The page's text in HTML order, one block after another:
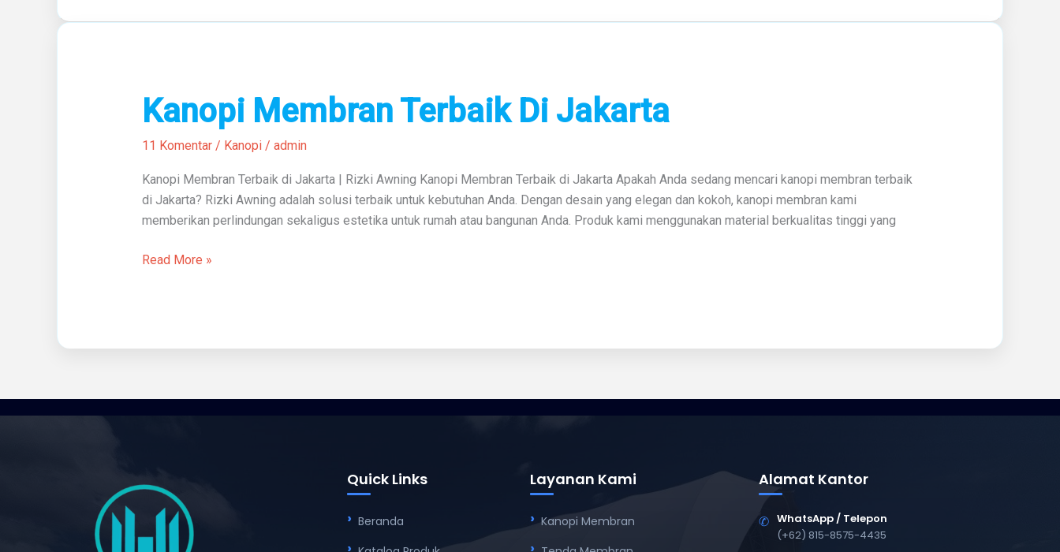
Kanopi Membran Terbaik Di Jakarta
11 Komentar / Kanopi/ admin
Kanopi Membran Terbaik di Jakarta | Rizki Awning Kanopi Membran Terbaik di Jakarta Apakah Anda sedang mencari kanopi membran terbaik
di Jakarta? Rizki Awning adalah solusi terbaik untuk kebutuhan Anda. Dengan desain yang elegan dan kokoh, kanopi membran kami
memberikan perlindungan sekaligus estetika untuk rumah atau bangunan Anda. Produk kami menggunakan material berkualitas tinggi yang
Kanopi
Membran
Terbaik
Jakarta
Read More »
Quick Links
Beranda
Layanan Kami
Kanopi Membran
Alamat Kantor
✆ WhatsApp / Telepon
(+62) 815-8575-4435